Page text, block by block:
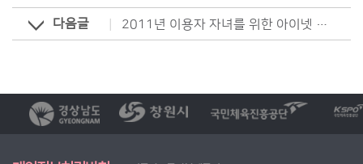
다음글 2011년 이용자 자녀를 위한 아이넷 미술치료프로그램 '5회기'